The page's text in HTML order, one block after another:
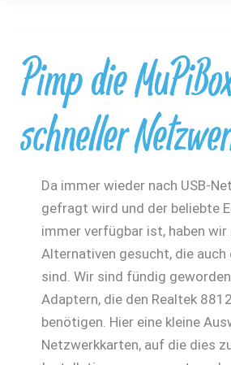
Pimp die
schneller
Da immer wieder nach USB-
gefragt wird und der beliebte
immer verfügbar ist, haben wir
Alternativen gesucht, die auch
sind. Wir sind fündig
Adaptern, die den Realtek
benötigen. Hier eine kleine
Netzwerkkarten, auf die dies